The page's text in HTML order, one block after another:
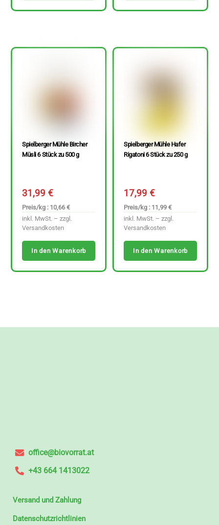
Spielberger Mühle Bircher
Müsli 6 Stück zu 500 g
31,99€
Preis/kg : 10,66 €
inkl. MwSt. – zzgl.
Versandkosten
In den Warenkorb
Spielberger Mühle Hafer
Rigatoni 6 Stück zu 250 g
17,99€
Preis/kg : 11,99 €
inkl. MwSt. – zzgl.
Versandkosten
In den Warenkorb
office@biovorrat.at
+43 664 1413022
Versand und Zahlung
Datenschutzrichtlinien